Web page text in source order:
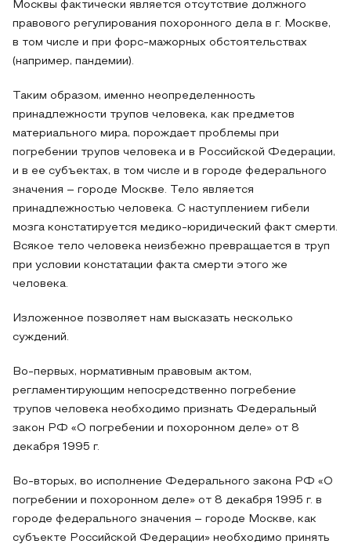
Москвы фактически является отсутствие должного
правового регулирования похоронного дела в г. Москве,
в том числе и при форс-мажорных обстоятельствах
(например, пандемии).
Таким образом, именно неопределенность
принадлежности трупов человека, как предметов
материального мира, порождает проблемы при
погребении трупов человека и в Российской Федерации,
и в ее субъектах, в том числе и в городе федерального
значения – городе Москве. Тело является
принадлежностью человека. С наступлением гибели
мозга констатируется медико-юридический факт смерти.
Всякое тело человека неизбежно превращается в труп
при условии констатации факта смерти этого же
человека.
Изложенное позволяет нам высказать несколько
суждений.
Во-первых, нормативным правовым актом,
регламентирующим непосредственно погребение
трупов человека необходимо признать Федеральный
закон РФ «О погребении и похоронном деле» от 8
декабря 1995 г.
Во-вторых, во исполнение Федерального закона РФ «О
погребении и похоронном деле» от 8 декабря 1995 г. в
городе федерального значения – городе Москве, как
субъекте Российской Федерации» необходимо принять